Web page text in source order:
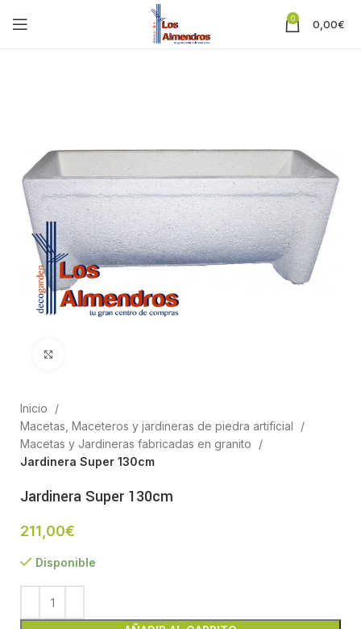
0 0,00€
Inicio
Macetas, Maceteros y jardineras de piedra artificial
Macetas y Jardineras fabricadas en granito
Jardinera Super 130cm
Jardinera Super 130cm
211,00€
Disponible